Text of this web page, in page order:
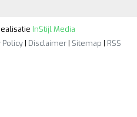
InStijl Media
Policy| Disclaimer| Sitemap | RSS